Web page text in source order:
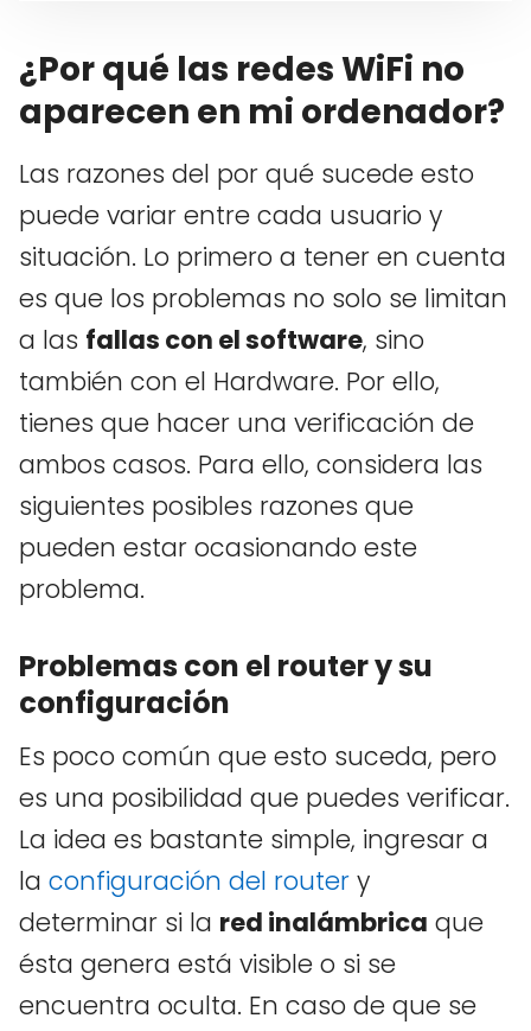
¿Por qué las redes WiFi no
aparecen en mi ordenador?
Las razones del por qué sucede esto
puede variar entre cada usuario y
situación. Lo primero a tener en cuenta
es que los problemas no solo se limitan
a las fallas con el software, sino
también con el Hardware. Por ello,
tienes que hacer una verificación de
ambos casos. Para ello, considera las
siguientes posibles razones que
pueden estar ocasionando este
problema.
Problemas con el router y su
configuración
Es poco común que esto suceda, pero
es una posibilidad que puedes verificar.
La idea es bastante simple, ingresar a
la configuración del router y
determinar si la red inalámbrica que
ésta genera está visible o si se
encuentra oculta. En caso de que se